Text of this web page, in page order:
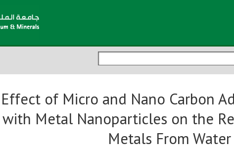
Effect of Micro and Nano Carbon
with Metal Nanoparticles on the
Metals From Water